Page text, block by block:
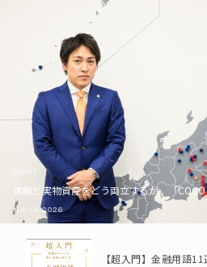
体験と実物資産をどう両立するか。「
JUL. 16, 2026
PR